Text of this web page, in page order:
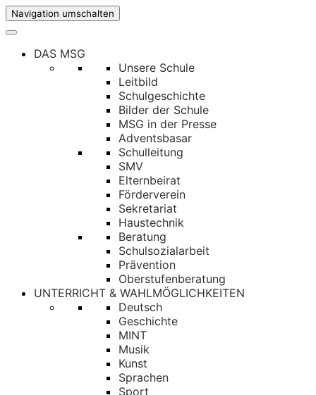
Navigation umschalten
DAS MSG
Unsere Schule
Leitbild
Schulgeschichte
Bilder der Schule
MSG in der Presse
Adventsbasar
Schulleitung
SMV
Elternbeirat
Förderverein
Sekretariat
Haustechnik
Beratung
Schulsozialarbeit
Prävention
Oberstufenberatung
UNTERRICHT & WAHLMÖGLICHKEITEN
Deutsch
Geschichte
MINT
Musik
Kunst
Sprachen
Sport